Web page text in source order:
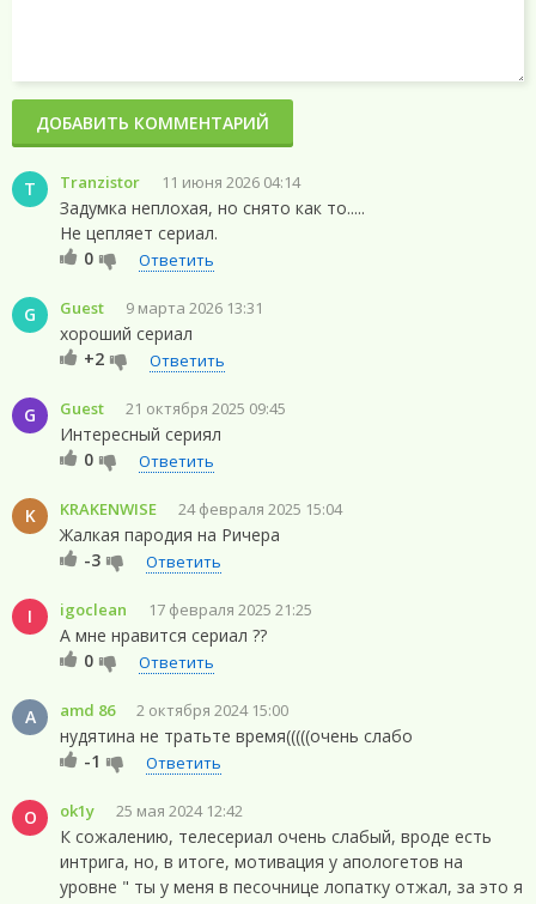
T Tranzistor 11 июня 2026 04:14
Задумка неплохая, но снято как то.....
Не цепляет сериал.
0
Ответить
G Guest 9 марта 2026 13:31
хороший сериал
+2
Ответить
G Guest 21 октября 2025 09:45
Интересный сериял
0
Ответить
K KRAKENWISE 24 февраля 2025 15:04
Жалкая пародия на Ричера
-3
Ответить
I igoclean 17 февраля 2025 21:25
A мне нравится сериал ??
0
Ответить
A amd 86 2 октября 2024 15:00
нудятина не тратьте время(((((очень слабо
-1
Ответить
O ok1y 25 мая 2024 12:42
К сожалению, телесериал очень слабый, вроде есть
интрига, но, в итоге, мотивация у апологетов на
уровне " ты у меня в песочнице лопатку отжал, за это я
ДОБАВИТЬ КОММЕНТАРИЙ